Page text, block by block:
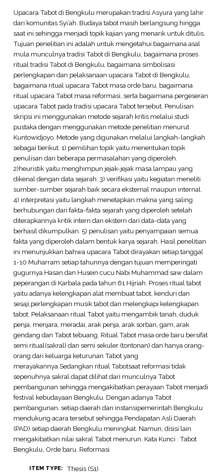
Upacara Tabot di Bengkulu merupakan tradisi Asyura yang lahir
dari komunitas Syi’ah. Budaya tabot masih berlangsung hingga
saat ini sehingga menjadi topik kajian yang menarik untuk ditulis.
Tujuan penelitian ini adalah untuk mengetahui bagaimana asal
mula munculnya tradisi Tabot di Bengkulu, bagaimana proses
ritual tradisi Tabot di Bengkulu, bagaimana simbolisasi
perlengkapan dan pelaksanaan upacara Tabot di Bengkulu,
bagaimana ritual upacara Tabot masa orde baru, bagaimana
ritual upacara Tabot masa reformasi, serta bagaimana pergeseran
upacara Tabot pada tradisi upacara Tabot tersebut. Penulisan
skripsi ini menggunakan metode sejarah kritis melalui studi
pustaka dengan menggunakan metode penelitian menurut
Kuntowidjoyo. Metode yang digunakan melalui langkah-langkah
sebagai berikut. 1) pemilihan topik yaitu menentukan topik
penulisan dari beberapa permasalahan yang diperoleh.
2)heuristik yaitu menghimpun jejak-jejak masa lampau yang
dikenal dengan data sejarah. 3) verifikasi yaitu kegiatan meneliti
sumber-sumber sejarah baik secara eksternal maupun internal.
4) interpretasi yaitu langkah menetapkan makna yang saling
berhubungan dari fakta-fakta sejarah yang diperoleh setelah
diterapkannya kritik intern dan ekstern dari data-data yang
berhasil dikumpulkan. 5) penulisan yaitu penyampaian semua
fakta yang diperoleh dalam bentuk karya sejarah. Hasil penelitian
ini menunjukkan bahwa upacara Tabot dirayakan setiap tanggal
1-10 Muharram setiap tahunnya dengan tujuan memperingati
gugurnya Hasan dan Husein cucu Nabi Muhammad saw dalam
peperangan di Karbala pada tahun 61 Hijriah. Proses ritual tabot
yaitu adanya kelengkapan alat membuat tabot, kenduri dan
sesaji,perlengkapan musik tabot dan melengkapi kelengkapan
tabot. Pelaksanaan ritual Tabot yaitu mengambik tanah, duduk
penja, menjara, meradai, arak penja, arak sorban, gam, arak
gendang dan Tabot tebuang. Ritual Tabot masa orde baru bersifat
semi ritual(sakral) dan semi sekuler (tontonan) dan hanya orang-
orang dari keluarga keturunan Tabot yang
merayakannya.Sedangkan ritual Tabotsaat reformasi tidak
sepenuhnya sakral dapat dilihat dari munculnya Tabot
pembangunan sehingga mengakibatkan perayaan Tabot menjadi
festival kebudayaan Bengkulu. Dengan adanya Tabot
pembangunan, setiap daerah dan instansipemerintah Bengkulu
mendukung acara tersebut sehingga Pendapatan Asli Daerah
(PAD) setiap daerah Bengkulu meningkat. Namun, disisi lain
mengakibatkan nilai sakral Tabot menurun. Kata Kunci : Tabot
Bengkulu, Orde baru, Reformasi
ITEM TYPE: Thesis (S1)